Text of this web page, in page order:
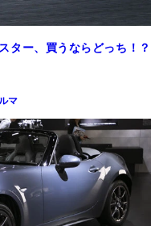
ター、買うならどっち！？
マ